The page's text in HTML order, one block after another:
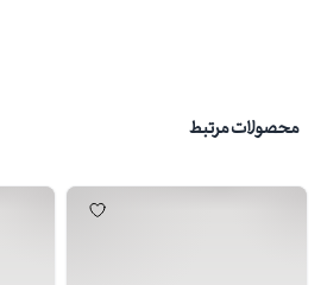
محصولات مرتبط